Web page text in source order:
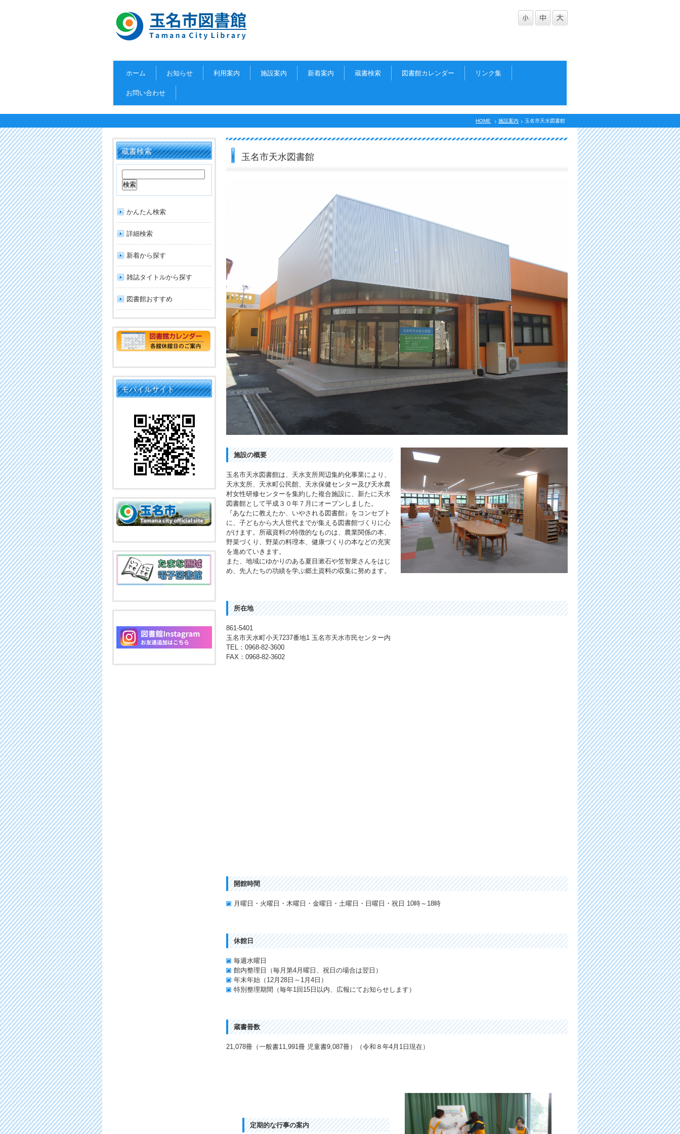
ホーム お知らせ 利用案内 施設案内 新着案内 蔵書検索 図書館カレンダー リンク集
お問い合わせ
HOME 施設案内 玉名市天水図書館
玉名市天水図書館
施設の概要
玉名市天水図書館は、天水支所周辺集約化事業により、
天水支所、天水町公民館、天水保健センター及び天水農
村女性研修センターを集約した複合施設に、新たに天水
図書館として平成３０年７月にオープンしました。
『あなたに教えたか、いやされる図書館』をコンセプト
に、子どもから大人世代までが集える図書館づくりに心
がけます。所蔵資料の特徴的なものは、農業関係の本、
野菜づくり、野菜の料理本、健康づくりの本などの充実
を進めていきます。
また、地域にゆかりのある夏目漱石や笠智衆さんをはじ
め、先人たちの功績を学ぶ郷土資料の収集に努めます。
所在地
861-5401
玉名市天水町小天7237番地1 玉名市天水市民センター内
TEL：0968-82-3600
FAX：0968-82-3602
開館時間
月曜日・火曜日・木曜日・金曜日・土曜日・日曜日・祝日 10時～18時
休館日
毎週水曜日
館内整理日（毎月第4月曜日、祝日の場合は翌日）
年末年始（12月28日～1月4日）
特別整理期間（毎年1回15日以内、広報にてお知らせします）
蔵書冊数
21,078冊（一般書11,991冊 児童書9,087冊）（令和８年4月1日現在）
定期的な行事の案内
蔵書検索
かんたん検索
詳細検索
新着から探す
雑誌タイトルから探す
図書館おすすめ
モバイルサイト